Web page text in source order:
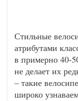
Стильные
атрибутами
в примерно 40-
не делает их
– такие
широко